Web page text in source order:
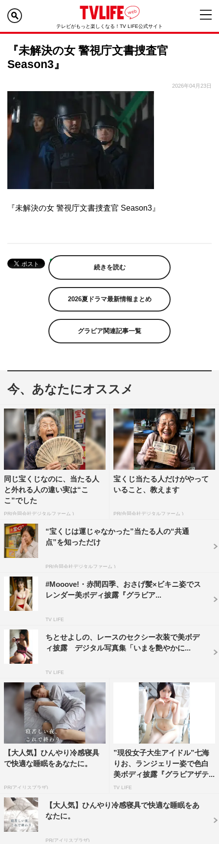
テレビがもっと楽しくなる！TV LIFE公式サイト
『未解決の女 警視庁文書捜査官
Season3』
2026年04月23日
『未解決の女 警視庁文書捜査官 Season3』
続きを読む
2026夏ドラマ最新情報まとめ
グラビア関連記事一覧
今、あなたにオススメ
同じ宝くじなのに、当たる人
と外れる人の違い実は“こ
こ”でした
PR(合同会社デジタルファーム )
宝くじ当たる人だけがやって
いること、教えます
PR(合同会社デジタルファーム )
“宝くじは運じゃなかった”当たる人の“共通
点”を知っただけ
PR(合同会社デジタルファーム )
#Mooove!・赤間四季、おさげ髪×ビキニ姿でス
レンダー美ボディ披露『グラビア...
TV LIFE
ちとせよしの、レースのセクシー衣装で美ボデ
ィ披露 デジタル写真集「いまを艶やかに...
TV LIFE
【大人気】ひんやり冷感寝具
で快適な睡眠をあなたに。
PR(アイリスプラザ)
”現役女子大生アイドル”七海
りお、ランジェリー姿で色白
美ボディ披露『グラビアザテ...
TV LIFE
【大人気】ひんやり冷感寝具で快適な睡眠をあ
なたに。
PR(アイリスプラザ)